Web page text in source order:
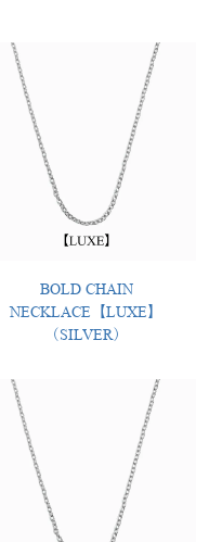
BOLD CHAIN
NECKLACE【LUXE】
（SILVER）